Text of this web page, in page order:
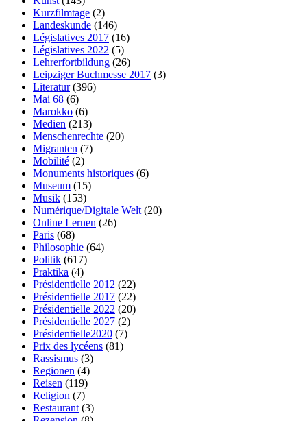
Kurzfilmtage (2)
Landeskunde (146)
Législatives 2017 (16)
Législatives 2022 (5)
Lehrerfortbildung (26)
Leipziger Buchmesse 2017 (3)
Literatur(396)
Mai 68 (6)
Marokko (6)
Medien (213)
Menschenrechte (20)
Migranten (7)
Mobilité (2)
Monuments historiques (6)
Museum (15)
Musik (153)
Numérique/Digitale Welt(20)
Online Lernen (26)
Paris (68)
Philosophie (64)
Politik (617)
Praktika (4)
Présidentielle 2012 (22)
Présidentielle 2017 (22)
Présidentielle 2022 (20)
Présidentielle 2027 (2)
Présidentielle2020 (7)
Prix des lycéens (81)
Rassismus (3)
Regionen (4)
Reisen (119)
Religion (7)
Restaurant(3)